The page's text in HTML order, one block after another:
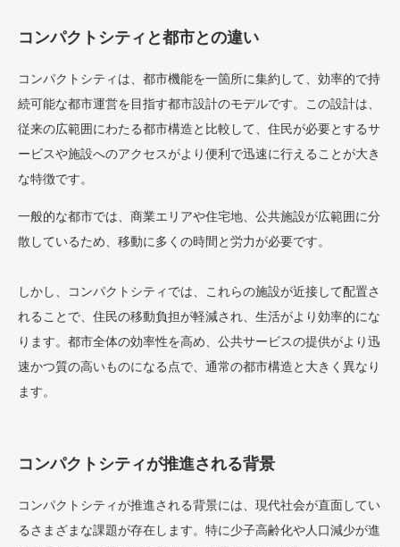
コンパクトシティと都市との違い
コンパクトシティは、都市機能を一箇所に集約して、効率的で持
続可能な都市運営を目指す都市設計のモデルです。この設計は、
従来の広範囲にわたる都市構造と比較して、住民が必要とするサ
ービスや施設へのアクセスがより便利で迅速に行えることが大き
な特徴です。
一般的な都市では、商業エリアや住宅地、公共施設が広範囲に分
散しているため、移動に多くの時間と労力が必要です。
しかし、コンパクトシティでは、これらの施設が近接して配置さ
れることで、住民の移動負担が軽減され、生活がより効率的にな
ります。都市全体の効率性を高め、公共サービスの提供がより迅
速かつ質の高いものになる点で、通常の都市構造と大きく異なり
ます。
コンパクトシティが推進される背景
コンパクトシティが推進される背景には、現代社会が直面してい
るさまざまな課題が存在します。特に少子高齢化や人口減少が進